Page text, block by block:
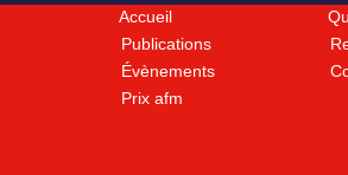
Accueil
Publications
Évènements
Prix afm